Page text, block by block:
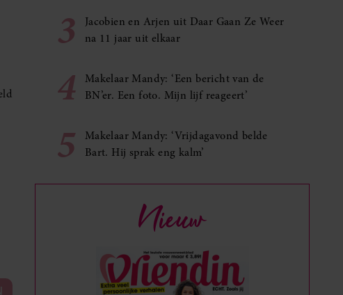
3
Jacobien en Arjen uit Daar Gaan Ze Weer
na 11 jaar uit elkaar
4
Makelaar Mandy: ‘Een bericht van de
BN’er. Een foto. Mijn lijf reageert’
5
Makelaar Mandy: ‘Vrijdagavond belde
Bart. Hij sprak eng kalm’
Nieuw